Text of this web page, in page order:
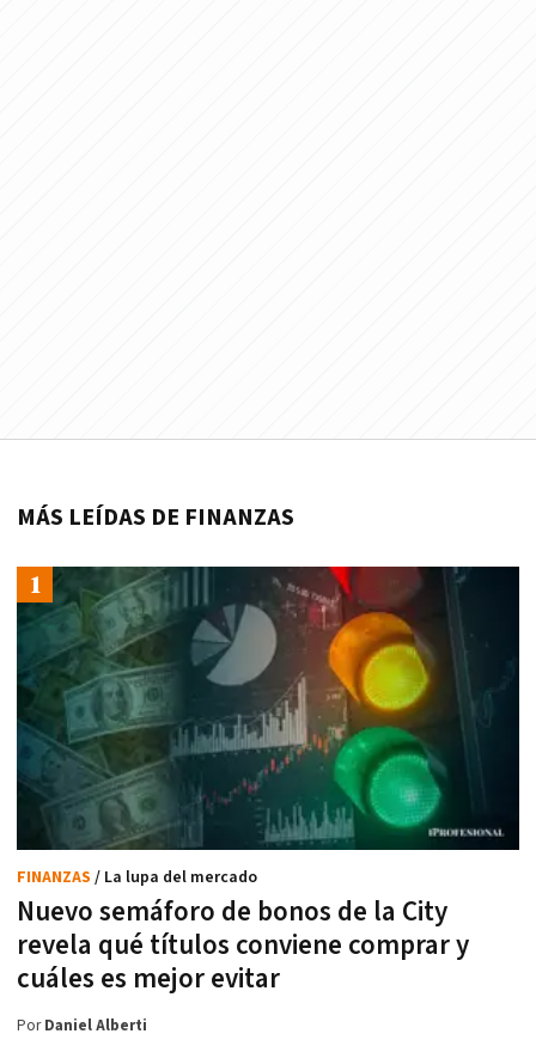
MÁS LEÍDAS DE FINANZAS
Nuevo semáforo de bonos de la City
revela qué títulos conviene comprar y
cuáles es mejor evitar
FINANZAS / La lupa del mercado
PorDaniel Alberti